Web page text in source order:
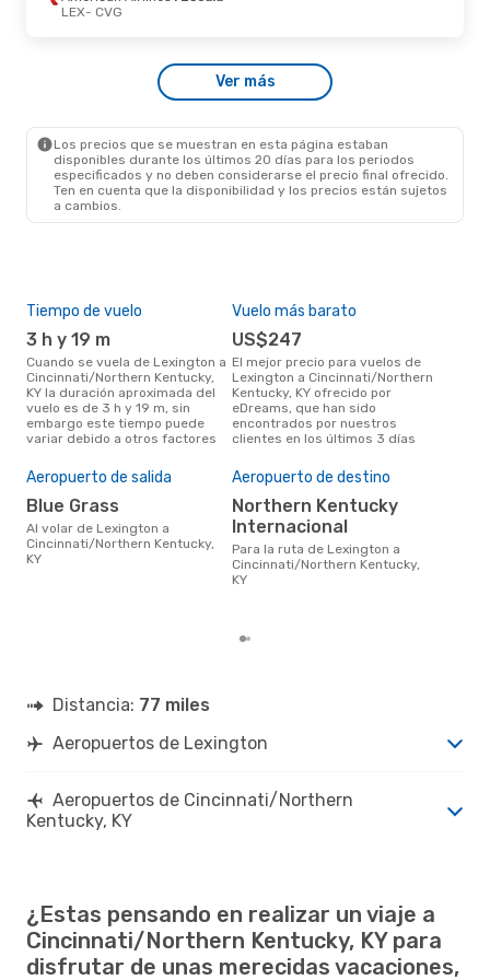
CVG
- LEX
- Vie., 4 De Sep.
American Airlines
1 Escala
LEX- CVG
Ver más
Los precios que se muestran en esta página estaban
disponibles durante los últimos 20 días para los periodos
especificados y no deben considerarse el precio final ofrecido.
Ten en cuenta que la disponibilidad y los precios están sujetos
a cambios.
Tiempo de vuelo
3 h y 19 m
Cuando se vuela de Lexington a
Cincinnati/Northern Kentucky,
KY la duración aproximada del
vuelo es de 3 h y 19 m, sin
embargo este tiempo puede
variar debido a otros factores
Vuelo más barato
US$247
El mejor precio para vuelos de
Lexington a Cincinnati/Northern
Kentucky, KY ofrecido por
eDreams, que han sido
encontrados por nuestros
clientes en los últimos 3 días
Aeropuerto de salida
Blue Grass
Al volar de Lexington a
Cincinnati/Northern Kentucky,
KY
Aeropuerto de destino
Northern Kentucky
Internacional
Para la ruta de Lexington a
Cincinnati/Northern Kentucky,
KY
Distancia: 77 miles
Aeropuertos de Lexington
Aeropuertos de Cincinnati/Northern
Kentucky, KY
¿Estas pensando en realizar un viaje a
Cincinnati/Northern Kentucky, KY para
disfrutar de unas merecidas vacaciones,